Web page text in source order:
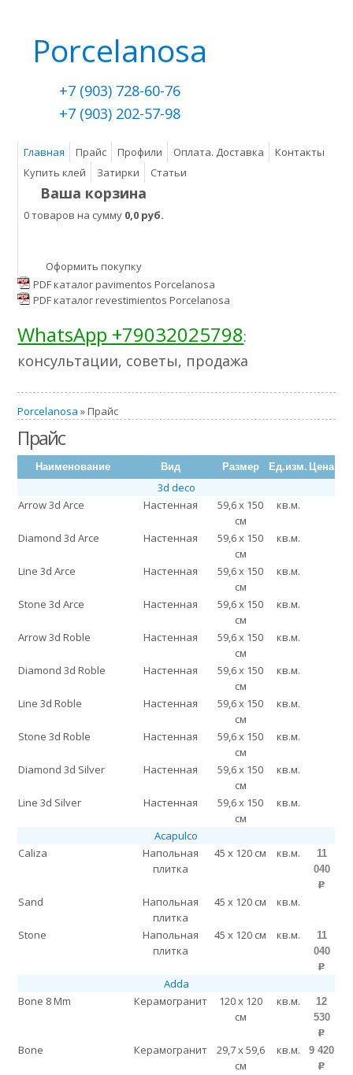
Porcelanosa
+7 (903) 728-60-76
+7 (903) 202-57-98
Главная Прайс Профили Оплата. Доставка
Контакты
Купить клей
Затирки Статьи
Ваша корзина
0 товаров на сумму 0,0 руб.
Оформить покупку
PDF каталог pavimentos Porcelanosa
PDF каталог revestimientos Porcelanosa
WhatsApp +79032025798:
консультации, советы, продажа
Porcelanosa » Прайс
Прайс
Наименование Вид Размер Ед.изм. Цена
3d deco
Arrow 3d Arce
Настенная
59,6 x 150
см
кв.м.
Diamond 3d Arce Настенная
59,6 x 150
см
кв.м.
Line 3d Arce Настенная
59,6 x 150
см
кв.м.
Stone 3d Arce Настенная
59,6 x 150
см
кв.м.
Arrow 3d Roble Настенная
59,6 x 150
см
кв.м.
Diamond 3d Roble Настенная
59,6 x 150
см
кв.м.
Line 3d Roble Настенная
59,6 x 150
см
кв.м.
Stone 3d Roble Настенная
59,6 x 150
см
кв.м.
Diamond 3d Silver Настенная
59,6 x 150
см
кв.м.
Line 3d Silver Настенная
59,6 x 150
см
кв.м.
Acapulco
Caliza
Напольная
плитка
45 x 120 см кв.м.
11
040
p
Sand
Напольная
плитка
45 x 120 см кв.м.
Stone
Напольная
плитка
45 x 120 см кв.м.
11
040
p
Adda
Bone 8 Mm
Керамогранит
120 x 120
см
кв.м.
12
530
p
Bone Керамогранит
29,7 x 59,6
см
кв.м. 9 420
p